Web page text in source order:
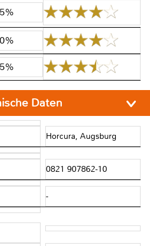
Daten
Horcura, Augsburg
0821 907862-10
-